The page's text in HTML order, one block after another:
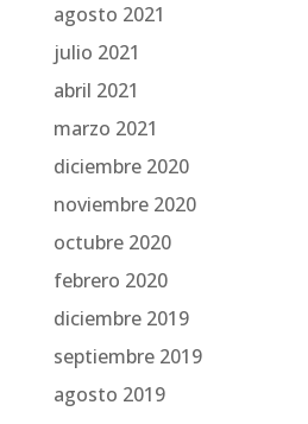
agosto 2021
julio 2021
abril 2021
marzo 2021
diciembre 2020
noviembre 2020
octubre 2020
febrero 2020
diciembre 2019
septiembre 2019
agosto 2019